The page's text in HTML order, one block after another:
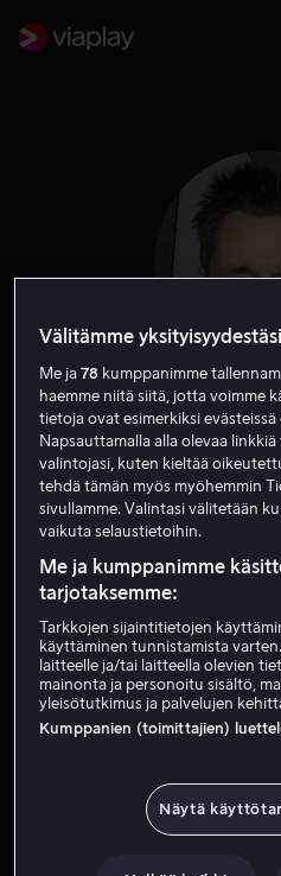
Paddy
Näyttelijä
Alk. 3,99 €
Välitämme yksityisyydestäsi
Me ja78 kumppanimme
haemme niitä siitä, jotta voimme
tietoja ovat esimerkiksi
Napsauttamalla alla olevaa
valintojasi, kuten kieltää
tehdä tämän myös myöhemmin
sivullamme. Valintasi välitetään
vaikuta selaustietoihin.
Me ja kumppanimme
tarjotaksemme:
Tarkkojen sijaintitietojen
käyttäminen tunnistamista
laitteelle ja/tai laitteella olevien
mainonta ja personoitu sisältö,
yleisötutkimus ja palvelujen
Kumppanien (toimittajien)
Näytä